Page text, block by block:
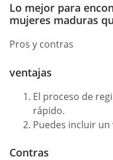
Lo mejor para
mujeres maduras
Pros y contras
ventajas
El proceso de
rápido.
Puedes incluir
Contras